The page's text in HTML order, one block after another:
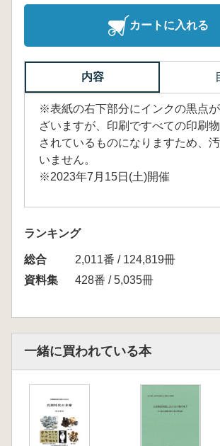
カートに入れる
内容
※表紙の右下部分にインクの黒点
ざいますが、印刷ですべての印刷
されているものになりますため、
いません。
※2023年7月15日(土)開催
ランキング
総合
2,011番 / 124,819冊
資料集
428番 / 5,035冊
一緒に買われている本